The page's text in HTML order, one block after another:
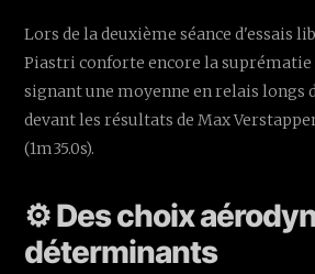
Lors de la deuxième séance d'essais
Piastri conforte encore la suprématie
signant une moyenne en relais longs
devant les résultats de Max
(1m35.0s).
⚙️ Des choix
déterminants